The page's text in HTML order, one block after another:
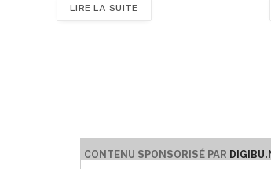
LIRE LA SUITE
CONTENU SPONSORISÉ PAR